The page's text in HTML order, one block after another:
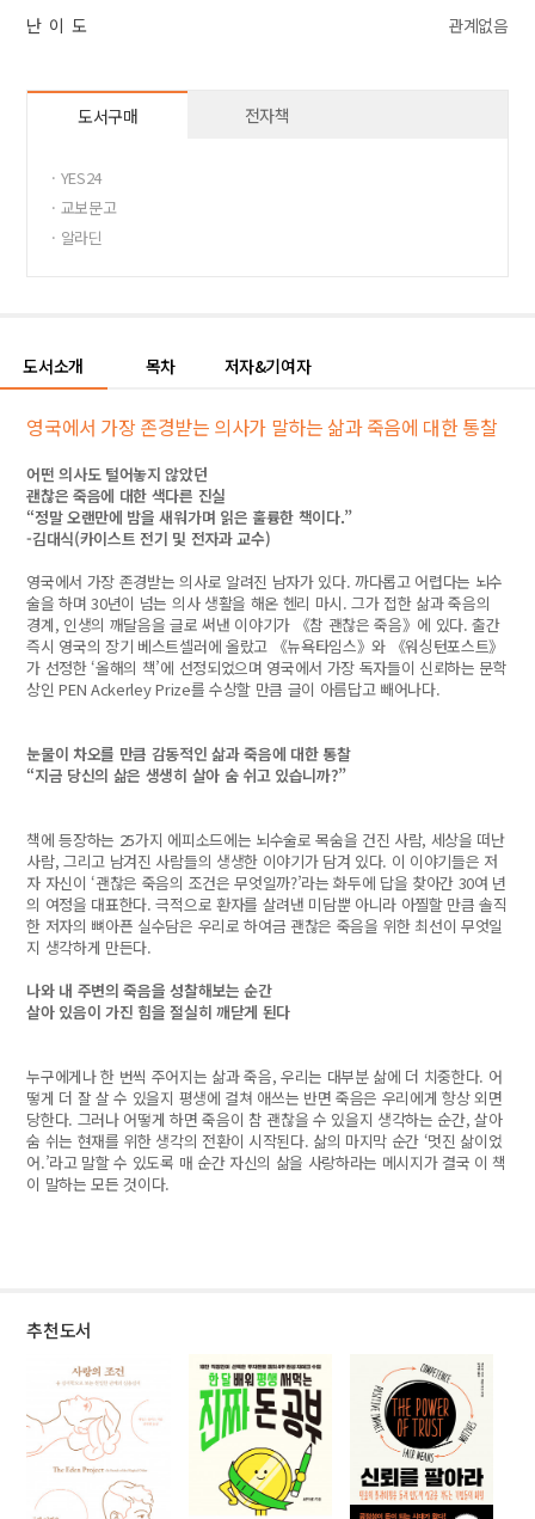
난 이 도 관계없음
도서구매 전자책
· YES24
· 교보문고
· 알라딘
도서소개 목차 저자&기여자
영국에서 가장 존경받는 의사가 말하는 삶과 죽음에 대한 통찰
어떤 의사도 털어놓지 않았던
괜찮은 죽음에 대한 색다른 진실
“정말 오랜만에 밤을 새워가며 읽은 훌륭한 책이다.”
-김대식(카이스트 전기 및 전자과 교수)
영국에서 가장 존경받는 의사로 알려진 남자가 있다. 까다롭고 어렵다는 뇌수
술을 하며 30년이 넘는 의사 생활을 해온 헨리 마시. 그가 접한 삶과 죽음의
경계, 인생의 깨달음을 글로 써낸 이야기가 《참 괜찮은 죽음》에 있다. 출간
즉시 영국의 장기 베스트셀러에 올랐고 《뉴욕타임스》와 《워싱턴포스트》
가 선정한 ‘올해의 책’에 선정되었으며 영국에서 가장 독자들이 신뢰하는 문학
상인 PEN Ackerley Prize를 수상할 만큼 글이 아름답고 빼어나다.
눈물이 차오를 만큼 감동적인 삶과 죽음에 대한 통찰
“지금 당신의 삶은 생생히 살아 숨 쉬고 있습니까?”
책에 등장하는 25가지 에피소드에는 뇌수술로 목숨을 건진 사람, 세상을 떠난
사람, 그리고 남겨진 사람들의 생생한 이야기가 담겨 있다. 이 이야기들은 저
자 자신이 ‘괜찮은 죽음의 조건은 무엇일까?’라는 화두에 답을 찾아간 30여 년
의 여정을 대표한다. 극적으로 환자를 살려낸 미담뿐 아니라 아찔할 만큼 솔직
한 저자의 뼈아픈 실수담은 우리로 하여금 괜찮은 죽음을 위한 최선이 무엇일
지 생각하게 만든다.
나와 내 주변의 죽음을 성찰해보는 순간
살아 있음이 가진 힘을 절실히 깨닫게 된다
누구에게나 한 번씩 주어지는 삶과 죽음, 우리는 대부분 삶에 더 치중한다. 어
떻게 더 잘 살 수 있을지 평생에 걸쳐 애쓰는 반면 죽음은 우리에게 항상 외면
당한다. 그러나 어떻게 하면 죽음이 참 괜찮을 수 있을지 생각하는 순간, 살아
숨 쉬는 현재를 위한 생각의 전환이 시작된다. 삶의 마지막 순간 ‘멋진 삶이었
어.’라고 말할 수 있도록 매 순간 자신의 삶을 사랑하라는 메시지가 결국 이 책
이 말하는 모든 것이다.
추천도서